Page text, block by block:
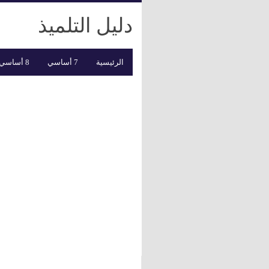
دليل التلميذ
الرئيسية 7 أساسي 8 أساسي